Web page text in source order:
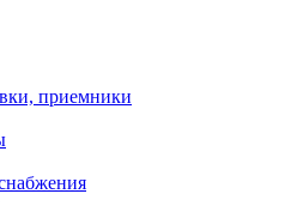
приемники